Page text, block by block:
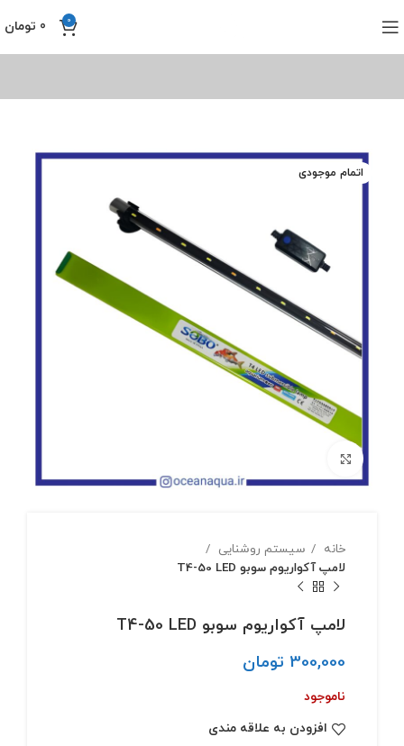
0
0 تومان
اتمام موجودی
خانه
سیستم روشنایی
لامپ آکواریوم سوبو T4-50 LED
لامپ آکواریوم سوبو T4-50 LED
300,000 تومان
ناموجود
افزودن به علاقه مندی